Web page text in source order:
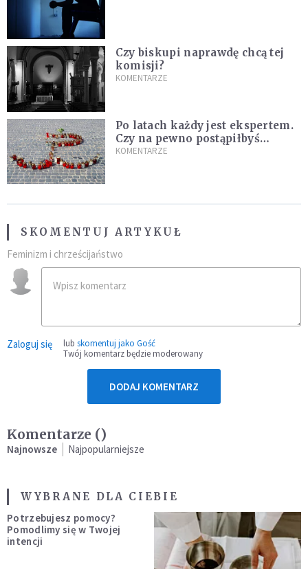
Czy biskupi naprawdę chcą tej
komisji?
KOMENTARZE
Po latach każdy jest ekspertem.
Czy na pewno postąpiłbyś
inaczej?
KOMENTARZE
SKOMENTUJ ARTYKUŁ
Feminizm i chrześcijaństwo
Zaloguj się lub skomentuj jako Gość
Twój komentarz będzie moderowany
DODAJ KOMENTARZ
Komentarze ()
Najnowsze Najpopularniejsze
WYBRANE DLA CIEBIE
Potrzebujesz pomocy?
Pomodlimy się w Twojej
intencji